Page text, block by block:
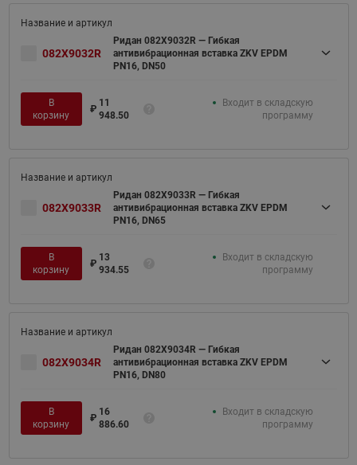
082X9032R
Ридан 082X9032R — Гибкая
антивибрационная вставка ZKV EPDM
PN16, DN50
В
корзину
₽
11
948.50
Входит в складскую
программу
082X9033R
Ридан 082X9033R — Гибкая
антивибрационная вставка ZKV EPDM
PN16, DN65
В
корзину
₽
13
934.55
Входит в складскую
программу
082X9034R
Ридан 082X9034R — Гибкая
антивибрационная вставка ZKV EPDM
PN16, DN80
В
корзину
₽
16
886.60
Входит в складскую
программу